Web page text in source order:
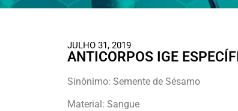
JULHO 31, 2019
ANTICORPOS IGE
Sinônimo: Semente de Sésamo
Material: Sangue